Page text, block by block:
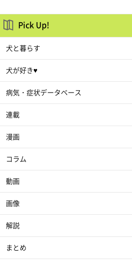
Pick Up!
犬と暮らす
犬が好き♥
病気・症状データベース
連載
漫画
コラム
動画
画像
解説
まとめ